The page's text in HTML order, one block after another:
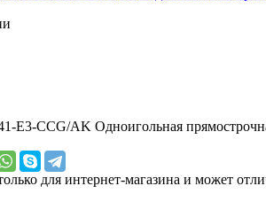
E3-CCG/AK Одноигольная
для интернет-магазина и может